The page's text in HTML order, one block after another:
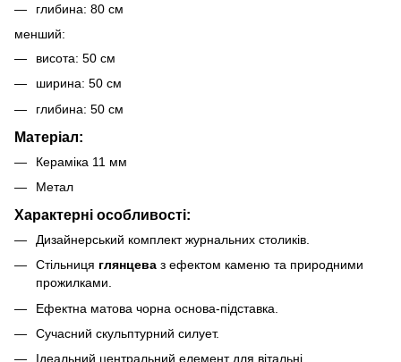
глибина: 80 см
менший:
висота: 50 см
ширина: 50 см
глибина: 50 см
Матеріал:
Кераміка 11 мм
Метал
Характерні особливості:
Дизайнерський комплект журнальних столиків.
Стільниця глянцева з ефектом каменю та природними
прожилками.
Ефектна матова чорна основа-підставка.
Сучасний скульптурний силует.
Ідеальний центральний елемент для вітальні.